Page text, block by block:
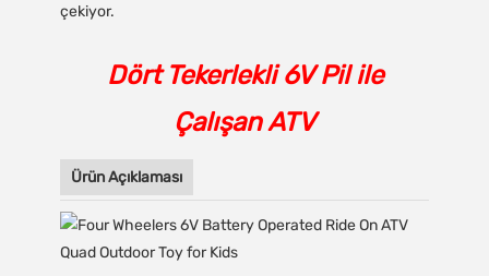
çekiyor.
Dört Tekerlekli 6V Pil ile
Çalışan ATV
Ürün Açıklaması